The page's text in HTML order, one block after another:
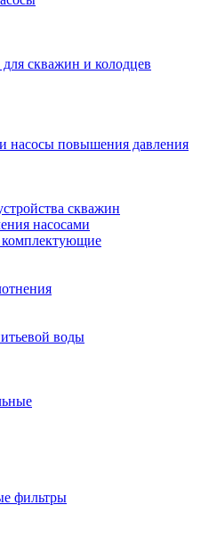
скважин и колодцев
насосы повышения давления
скважин
насосами
воды
фильтры